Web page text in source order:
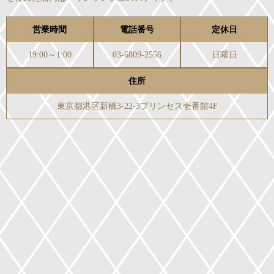
営業時間
19:00～1:00
電話番号
03-6809-2556
定休日
日曜日
住所
東京都港区新橋3-22-3プリンセス壱番館4F